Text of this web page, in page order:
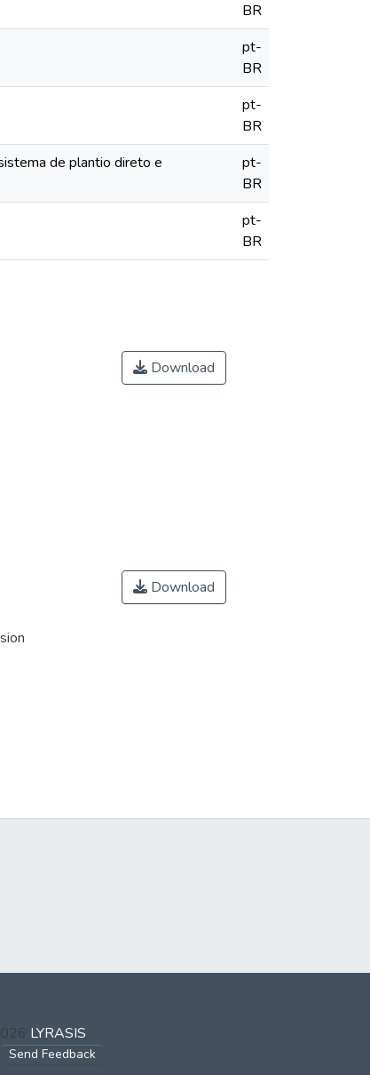
BR
pt-
BR
pt-
BR
de plantio direto e
pt-
BR
pt-
BR
Download
Download
LYRASIS
Send Feedback